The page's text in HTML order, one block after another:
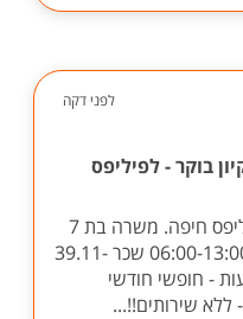
לפני דקה
בוקר - לפיליפס
דרוש/ה עובד/ת ניקיון בוקר לפיליפס חיפה. משרה בת 7
שעות בימים א'-ה' בין השעות: 06:00-13:00 שכר -39.11
- חופשי חודשי
שירותים!!...